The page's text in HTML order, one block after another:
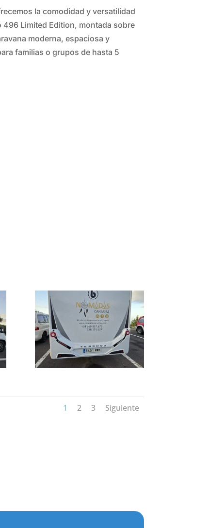
la comodidad y versatilidad
496 Limited Edition, montada sobre
moderna, espaciosa y
familias o grupos de hasta 5
1 2 3 Siguiente